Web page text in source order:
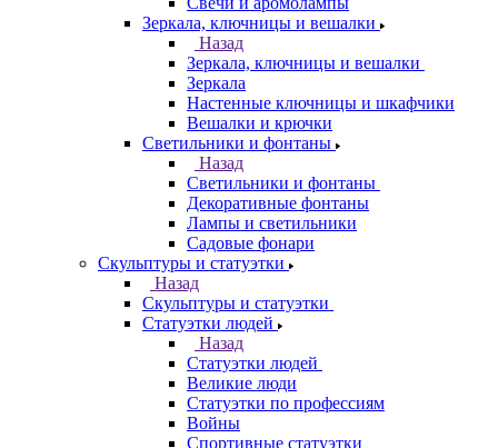
Зеркала, ключницы и вешалки
Назад
Зеркала, ключницы и вешалки
Зеркала
Настенные ключницы и шкафчики
Вешалки и крючки
Светильники и фонтаны
Назад
Светильники и фонтаны
Декоративные фонтаны
Лампы и светильники
Садовые фонари
Скульптуры и статуэтки
Назад
Скульптуры и статуэтки
Статуэтки людей
Назад
Статуэтки людей
Великие люди
Статуэтки по профессиям
Войны
Спортивные статуэтки